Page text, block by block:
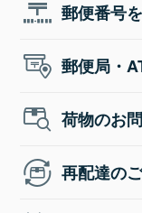
郵便番号
郵便局・
荷物のお
再配達の